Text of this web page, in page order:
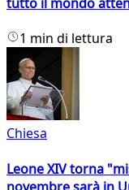
1 min di lettura
Chiesa
Leone XIV torna
novembre sarà in